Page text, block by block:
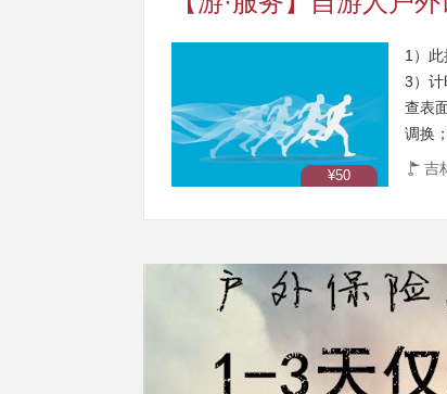
¥50
1）
3）计
查表
调换
6年1
吉